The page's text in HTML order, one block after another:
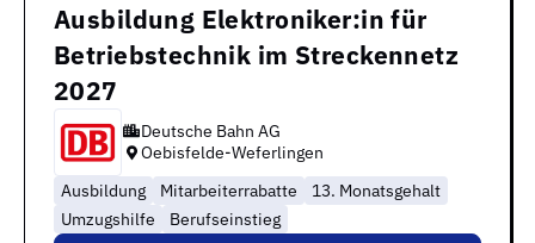
Ausbildung Elektroniker:in für
Betriebstechnik im Streckennetz
2027
Deutsche Bahn AG
Oebisfelde-Weferlingen
Ausbildung
Mitarbeiterrabatte
13. Monatsgehalt
Umzugshilfe
Berufseinstieg